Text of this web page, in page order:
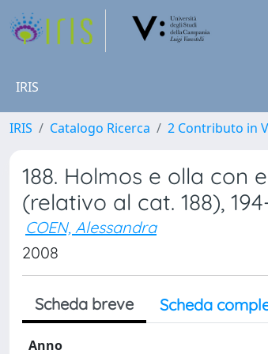
IRIS
IRIS Catalogo Ricerca 2 Contributo in
188. Holmos e olla con
(relativo al cat. 188),
COEN, Alessandra
2008
Scheda breve Scheda
Anno